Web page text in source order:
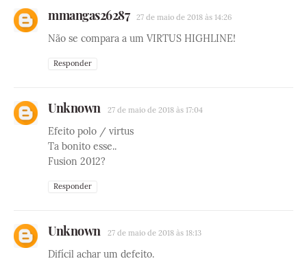
mmangas26287 27 de maio de 2018 às 14:26
Não se compara a um VIRTUS HIGHLINE!
Responder
Unknown 27 de maio de 2018 às 17:04
Efeito polo / virtus
Ta bonito esse..
Fusion 2012?
Responder
Unknown 27 de maio de 2018 às 18:13
Difícil achar um defeito.